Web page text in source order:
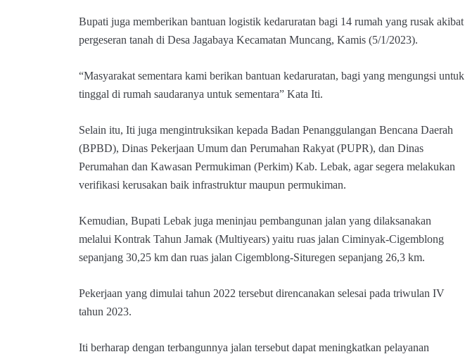
Bupati juga memberikan bantuan logistik kedaruratan bagi 14 rumah yang rusak akibat
pergeseran tanah di Desa Jagabaya Kecamatan Muncang, Kamis (5/1/2023).
“Masyarakat sementara kami berikan bantuan kedaruratan, bagi yang mengungsi untuk
tinggal di rumah saudaranya untuk sementara” Kata Iti.
Selain itu, Iti juga mengintruksikan kepada Badan Penanggulangan Bencana Daerah
(BPBD), Dinas Pekerjaan Umum dan Perumahan Rakyat (PUPR), dan Dinas
Perumahan dan Kawasan Permukiman (Perkim) Kab. Lebak, agar segera melakukan
verifikasi kerusakan baik infrastruktur maupun permukiman.
Kemudian, Bupati Lebak juga meninjau pembangunan jalan yang dilaksanakan
melalui Kontrak Tahun Jamak (Multiyears) yaitu ruas jalan Ciminyak-Cigemblong
sepanjang 30,25 km dan ruas jalan Cigemblong-Situregen sepanjang 26,3 km.
Pekerjaan yang dimulai tahun 2022 tersebut direncanakan selesai pada triwulan IV
tahun 2023.
Iti berharap dengan terbangunnya jalan tersebut dapat meningkatkan pelayanan